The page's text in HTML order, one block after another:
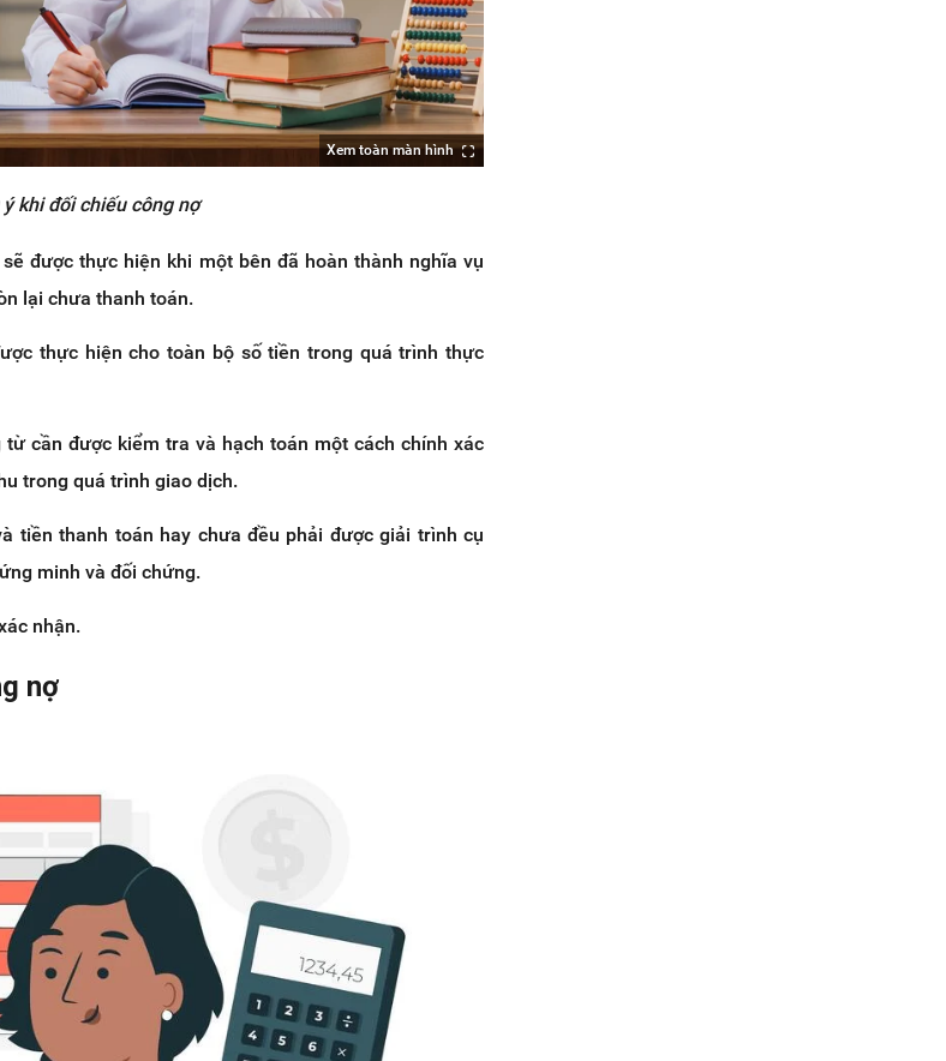
Xem toàn màn hình
khi đối chiếu công nợ
được thực hiện khi một bên đã hoàn thành nghĩa vụ
lại chưa thanh toán.
thực hiện cho toàn bộ số tiền trong quá trình thực
cần được kiểm tra và hạch toán một cách chính xác
trong quá trình giao dịch.
tiền thanh toán hay chưa đều phải được giải trình cụ
minh và đối chứng.
nhận.
nợ